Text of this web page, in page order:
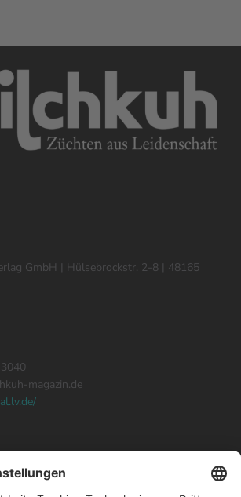
GmbH | Hülsebrockstr. 2-8 | 48165
magazin.de